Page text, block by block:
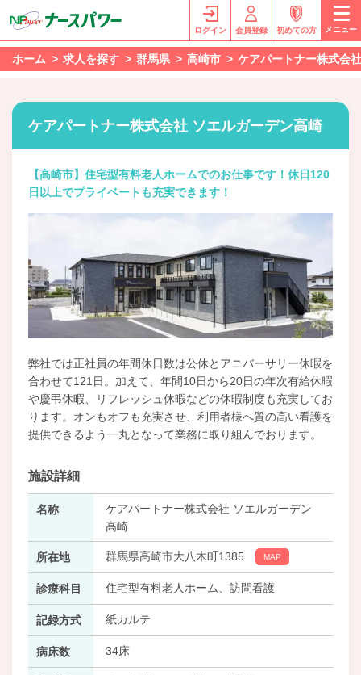
ログイン 会員登録 初めての方 メニュー
ホーム 求人を探す 群馬県 高崎市 ケアパートナー株式会
ケアパートナー株式会社 ソエルガーデン高崎
【高崎市】住宅型有料老人ホームでのお仕事です！休日120
日以上でプライベートも充実できます！
弊社では正社員の年間休日数は公休とアニバーサリー休暇を
合わせて121日。加えて、年間10日から20日の年次有給休暇
や慶弔休暇、リフレッシュ休暇などの休暇制度も充実してお
ります。オンもオフも充実させ、利用者様へ質の高い看護を
提供できるよう一丸となって業務に取り組んでおります。
施設詳細
名称
ケアパートナー株式会社 ソエルガーデン
高崎
所在地 群馬県高崎市大八木町1385 MAP
診療科目 住宅型有料老人ホーム、訪問看護
記録方式 紙カルテ
病床数 34床